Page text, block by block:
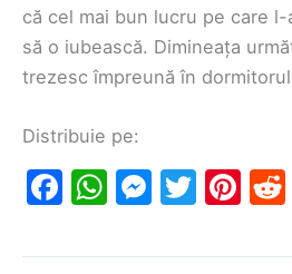
că cel mai bun lucru pe care
să o iubească. Dimineața
trezesc împreună în dormitorul
Distribuie pe:
F
c
W
at
M
s
T
itt
Pi
er